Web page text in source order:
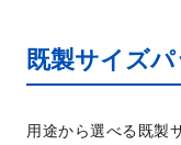
既製サイズ
用途から選べる既製